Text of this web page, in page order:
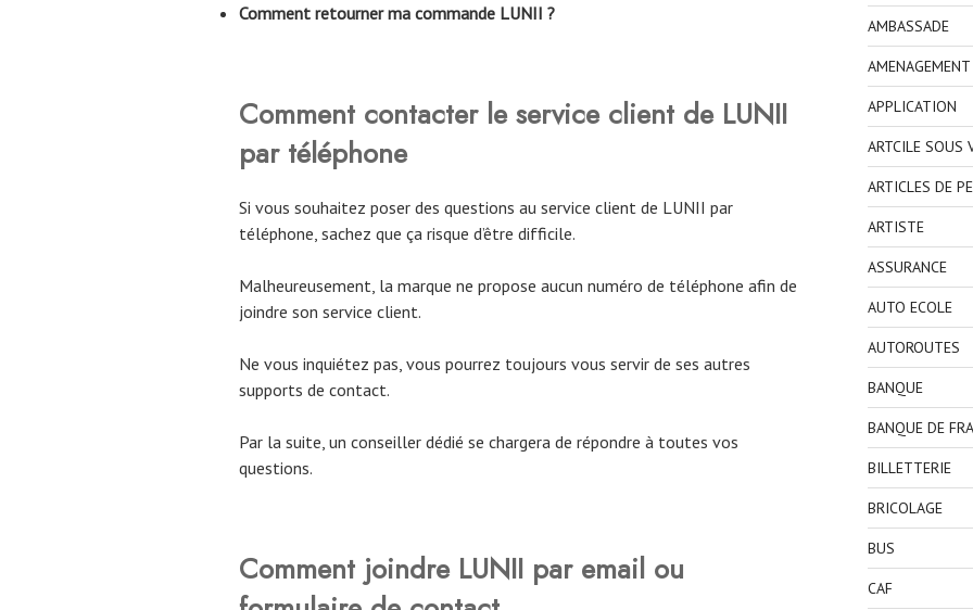
Comment retourner ma commande LUNII ?
Comment contacter le service client de LUNII
par téléphone
Si vous souhaitez poser des questions au service client de LUNII par
téléphone, sachez que ça risque d’être difficile.
Malheureusement, la marque ne propose aucun numéro de téléphone afin de
joindre son service client.
Ne vous inquiétez pas, vous pourrez toujours vous servir de ses autres
supports de contact.
Par la suite, un conseiller dédié se chargera de répondre à toutes vos
questions.
Comment joindre LUNII par email ou
AMBASSADE
APPLICATION
ARTCILE SOUS
ARTICLES DE
ARTISTE
ASSURANCE
AUTO ECOLE
AUTOROUTES
BANQUE
BANQUE DE
BILLETTERIE
BRICOLAGE
BUS
CAF